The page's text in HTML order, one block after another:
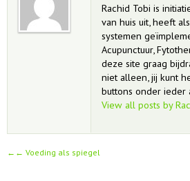
Rachid Tobi is
van huis uit, heeft
systemen
Acupunctuur,
deze site graag
niet alleen, jij kunt
buttons onder ieder
View all posts by
← Voeding als spiegel